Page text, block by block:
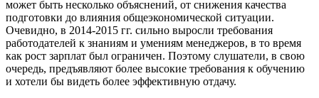
может быть несколько объяснений, от снижения качества
подготовки до влияния общеэкономической ситуации.
Очевидно, в 2014-2015 гг. сильно выросли требования
работодателей к знаниям и умениям менеджеров, в то время
как рост зарплат был ограничен. Поэтому слушатели, в свою
очередь, предъявляют более высокие требования к обучению
и хотели бы видеть более эффективную отдачу.